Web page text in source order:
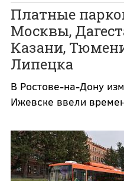
Платные
Москвы,
Казани,
Липецка
В Ростове-на-Дону
Ижевске ввели